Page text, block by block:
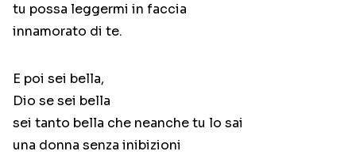
tu possa leggermi in faccia
innamorato di te.
E poi sei bella,
Dio se sei bella
sei tanto bella che neanche tu lo sai
una donna senza inibizioni